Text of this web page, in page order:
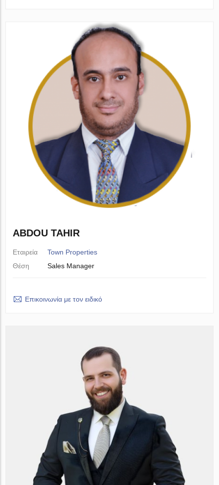
ABDOU TAHIR
Εταιρεία
Town Properties
Θέση
Sales Manager
Επικοινωνία με τον ειδικό